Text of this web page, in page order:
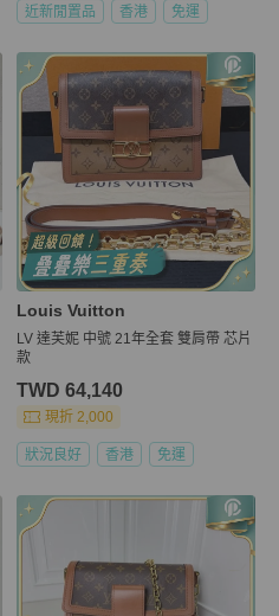
近新閒置品 香港 免運
Louis Vuitton
LV 達芙妮 中號 21年全套 雙肩帶 芯片
款
TWD 64,140
現折 2,000
狀況良好 香港 免運